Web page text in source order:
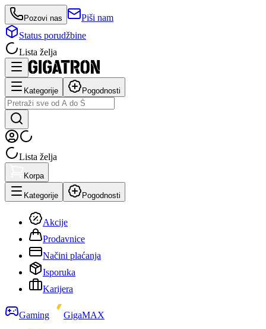
Pozovi nas
Piši nam
Status porudžbine
Lista želja
Kategorije Pogodnosti
Lista želja
Korpa
Kategorije Pogodnosti
Akcije
Prodavnice
Načini plaćanja
Isporuka
Karijera
Gaming
GigaMAX